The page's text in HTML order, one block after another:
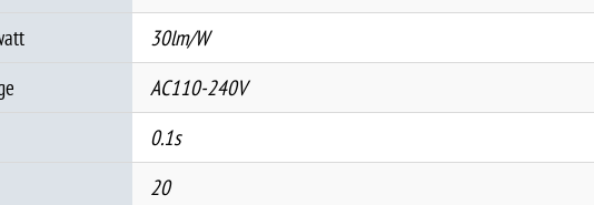
30lm/W
AC110-240V
0.1s
20